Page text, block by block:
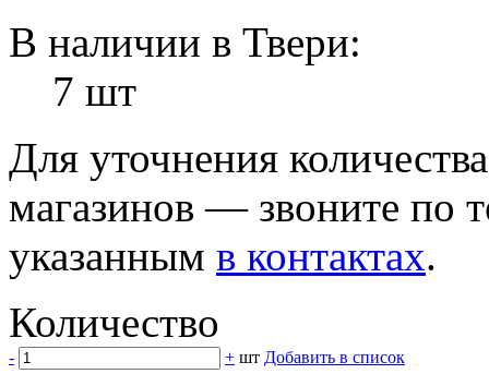
В наличии в Твери:
7 шт
Для уточнения
магазинов — звоните по
указанным в контактах.
Количество
- + шт Добавить в список